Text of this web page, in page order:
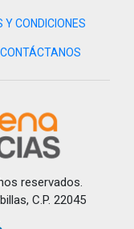
Y CONDICIONES
CONTÁCTANOS
reservados.
C.P. 22045